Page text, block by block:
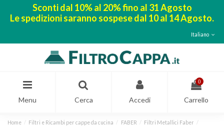
Sconti dal 10% al 20% fino al 31 Agosto
Le spedizioni saranno sospese dal 10 al 14 Agosto.
Italiano
Menu Cerca Accedi
0
Carrello
Home Filtri e Ricambi per cappe da cucina FABER
Filtri Metallici Faber